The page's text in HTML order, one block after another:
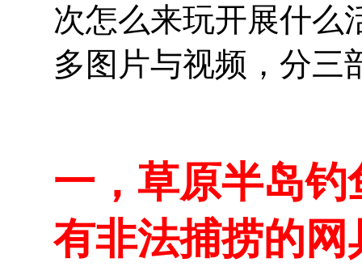
次怎么来玩开展什么
多图片与视频，分三
一，草原半岛
有非法捕捞的